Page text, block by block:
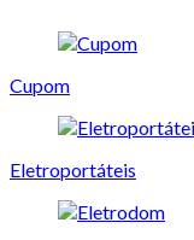
Cupom
Eletroportáteis